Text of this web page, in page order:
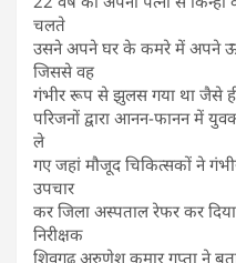
चलते
उसने अपने घर के कमरे में अपने
जिससे वह
गंभीर रूप से झुलस गया था जैसे
परिजनों द्वारा आनन-फानन में
ले
गए जहां मौजूद चिकित्सकों ने
उपचार
कर जिला अस्पताल रेफर कर दिया
निरीक्षक
शिवगढ़ अरुणेश कुमार गुप्ता ने